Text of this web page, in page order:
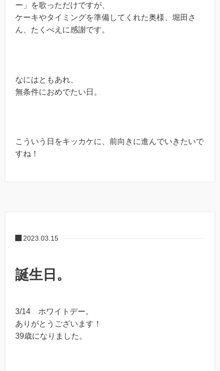
ー」を歌っただけですが、
ケーキやタイミングを準備してくれた奥様、堀田さ
ん、たくべえに感謝です。
なにはともあれ、
無条件におめでたい日。
こういう日をキッカケに、前向きに進んでいきたいで
すね！
2023.03.15
誕生日。
3/14 ホワイトデー。
ありがとうございます！
39歳になりました。